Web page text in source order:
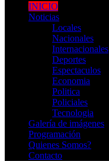
INICIO
Noticias
Locales
Nacionales
Internacionales
Deportes
Espectaculos
Economia
Politica
Policiales
Tecnologia
Galería de imágenes
Programación
Quienes Somos?
Contacto